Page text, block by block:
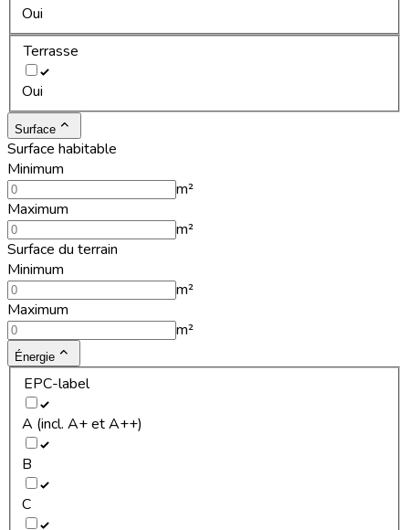
Oui
Terrasse
Oui
Surface
Surface habitable
Minimum
m²
Maximum
m²
Surface du terrain
Minimum
m²
Maximum
m²
Énergie
EPC-label
A (incl. A+ et A++)
B
C